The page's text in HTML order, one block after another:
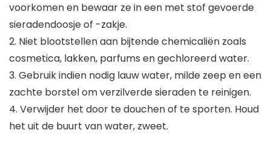
voorkomen en bewaar ze in een met stof gevoerde
sieradendoosje of -zakje.
2. Niet blootstellen aan bijtende chemicaliën zoals
cosmetica, lakken, parfums en gechloreerd water.
3. Gebruik indien nodig lauw water, milde zeep en een
zachte borstel om verzilverde sieraden te reinigen.
4. Verwijder het door te douchen of te sporten. Houd
het uit de buurt van water, zweet.